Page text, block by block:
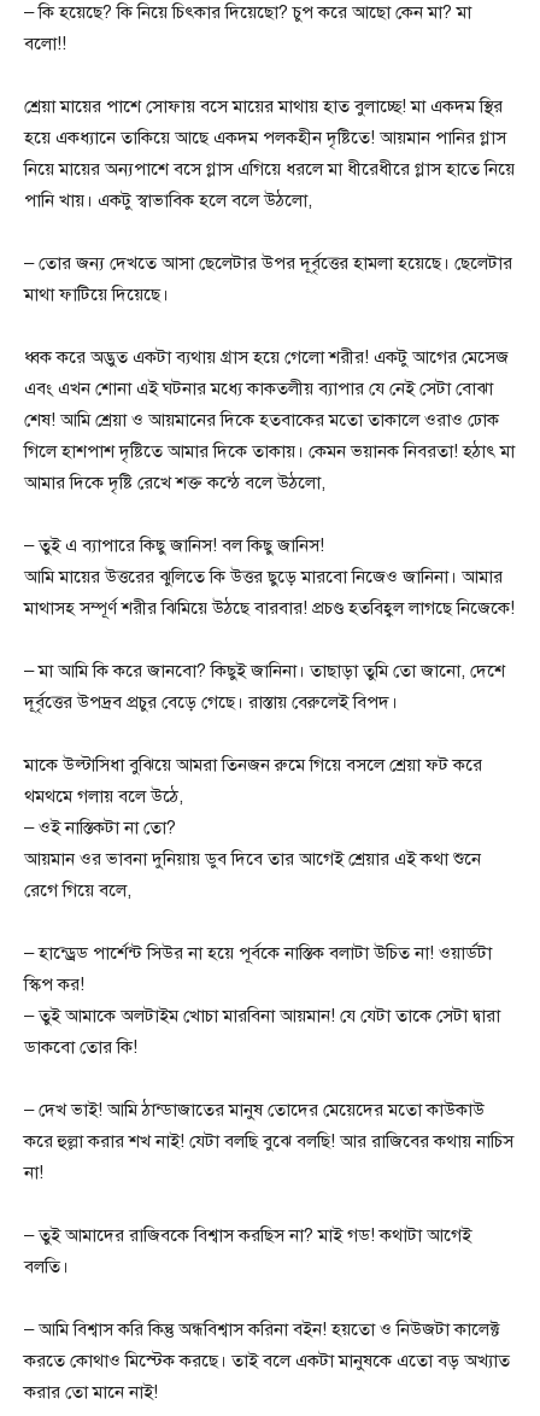
– কি হয়েছে? কি নিয়ে চিৎকার দিয়েছো? চুপ করে আছো কেন মা? মা
বলো!!
শ্রেয়া মায়ের পাশে সোফায় বসে মায়ের মাথায় হাত বুলাচ্ছে! মা একদম স্থির
হয়ে একধ্যানে তাকিয়ে আছে একদম পলকহীন দৃষ্টিতে! আয়মান পানির গ্লাস
নিয়ে মায়ের অন্যপাশে বসে গ্লাস এগিয়ে ধরলে মা ধীরেধীরে গ্লাস হাতে নিয়ে
পানি খায়। একটু স্বাভাবিক হলে বলে উঠলো,
– তোর জন্য দেখতে আসা ছেলেটার উপর দূর্বৃত্তের হামলা হয়েছে। ছেলেটার
মাথা ফাটিয়ে দিয়েছে।
ধ্বক করে অদ্ভুত একটা ব্যথায় গ্রাস হয়ে গেলো শরীর! একটু আগের মেসেজ
এবং এখন শোনা এই ঘটনার মধ্যে কাকতলীয় ব্যাপার যে নেই সেটা বোঝা
শেষ! আমি শ্রেয়া ও আয়মানের দিকে হতবাকের মতো তাকালে ওরাও ঢোক
গিলে হাশপাশ দৃষ্টিতে আমার দিকে তাকায়। কেমন ভয়ানক নিবরতা! হঠাৎ মা
আমার দিকে দৃষ্টি রেখে শক্ত কন্ঠে বলে উঠলো,
– তুই এ ব্যাপারে কিছু জানিস! বল কিছু জানিস!
আমি মায়ের উত্তরের ঝুলিতে কি উত্তর ছুড়ে মারবো নিজেও জানিনা। আমার
মাথাসহ সম্পূর্ণ শরীর ঝিমিয়ে উঠছে বারবার! প্রচণ্ড হতবিহ্বল লাগছে নিজেকে!
– মা আমি কি করে জানবো? কিছুই জানিনা। তাছাড়া তুমি তো জানো, দেশে
দূর্বৃত্তের উপদ্রব প্রচুর বেড়ে গেছে। রাস্তায় বেরুলেই বিপদ।
মাকে উল্টাসিধা বুঝিয়ে আমরা তিনজন রুমে গিয়ে বসলে শ্রেয়া ফট করে
থমথমে গলায় বলে উঠে,
– ওই নাস্তিকটা না তো?
আয়মান ওর ভাবনা দুনিয়ায় ডুব দিবে তার আগেই শ্রেয়ার এই কথা শুনে
রেগে গিয়ে বলে,
– হান্ড্রেড পার্শেন্ট সিউর না হয়ে পূর্বকে নাস্তিক বলাটা উচিত না! ওয়ার্ডটা
স্কিপ কর!
– তুই আমাকে অলটাইম খোচা মারবিনা আয়মান! যে যেটা তাকে সেটা দ্বারা
ডাকবো তোর কি!
– দেখ ভাই! আমি ঠান্ডাজাতের মানুষ তোদের মেয়েদের মতো কাউকাউ
করে হুল্লা করার শখ নাই! যেটা বলছি বুঝে বলছি! আর রাজিবের কথায় নাচিস
না!
– তুই আমাদের রাজিবকে বিশ্বাস করছিস না? মাই গড! কথাটা আগেই
বলতি।
– আমি বিশ্বাস করি কিন্তু অন্ধবিশ্বাস করিনা বইন! হয়তো ও নিউজটা কালেক্ট
করতে কোথাও মিস্টেক করছে। তাই বলে একটা মানুষকে এতো বড় অখ্যাত
করার তো মানে নাই!